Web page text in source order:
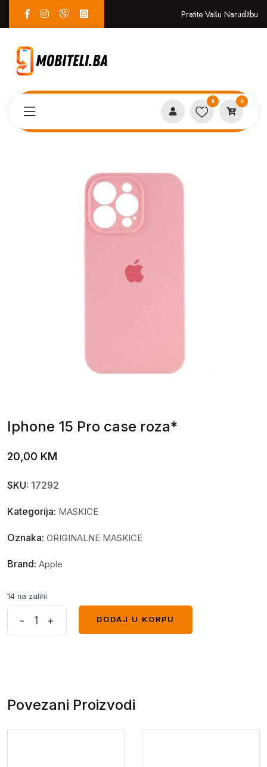
Pratite Vašu Narudžbu
0 0
Iphone 15 Pro case roza*
Iphone 15 Pro case roza*
20,00 KM
SKU: 17292
Kategorija: MASKICE
Oznaka: ORIGINALNE MASKICE
Brand: Apple
14 na zalihi
quantity
- +
DODAJ U KORPU
Povezani Proizvodi